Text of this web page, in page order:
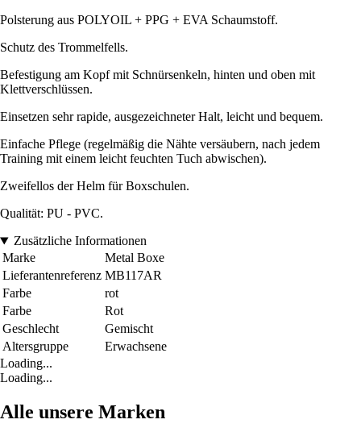
Polsterung aus POLYOIL + PPG + EVA Schaumstoff.
Schutz des Trommelfells.
Befestigung am Kopf mit Schnürsenkeln, hinten und oben mit
Klettverschlüssen.
Einsetzen sehr rapide, ausgezeichneter Halt, leicht und bequem.
Einfache Pflege (regelmäßig die Nähte versäubern, nach jedem
Training mit einem leicht feuchten Tuch abwischen).
Zweifellos der Helm für Boxschulen.
Qualität: PU - PVC.
Zusätzliche Informationen
Marke
Metal Boxe
Lieferantenreferenz MB117AR
Farbe
rot
Farbe
Rot
Geschlecht
Gemischt
Altersgruppe
Erwachsene
Loading...
Loading...
Alle unsere Marken